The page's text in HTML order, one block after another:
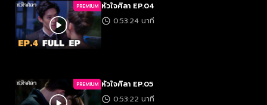
PREMIUM หัวใจศิลา EP.04
0:53:24 นาที
PREMIUM หัวใจศิลา EP.05
0:53:22 นาที